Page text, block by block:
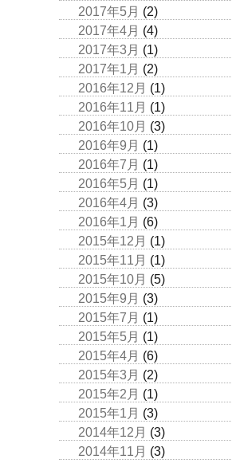
2017年5月 (2)
2017年4月 (4)
2017年3月 (1)
2017年1月 (2)
2016年12月 (1)
2016年11月 (1)
2016年10月 (3)
2016年9月 (1)
2016年7月 (1)
2016年5月 (1)
2016年4月 (3)
2016年1月 (6)
2015年12月 (1)
2015年11月 (1)
2015年10月 (5)
2015年9月 (3)
2015年7月 (1)
2015年5月 (1)
2015年4月 (6)
2015年3月 (2)
2015年2月 (1)
2015年1月 (3)
2014年12月 (3)
2014年11月 (3)